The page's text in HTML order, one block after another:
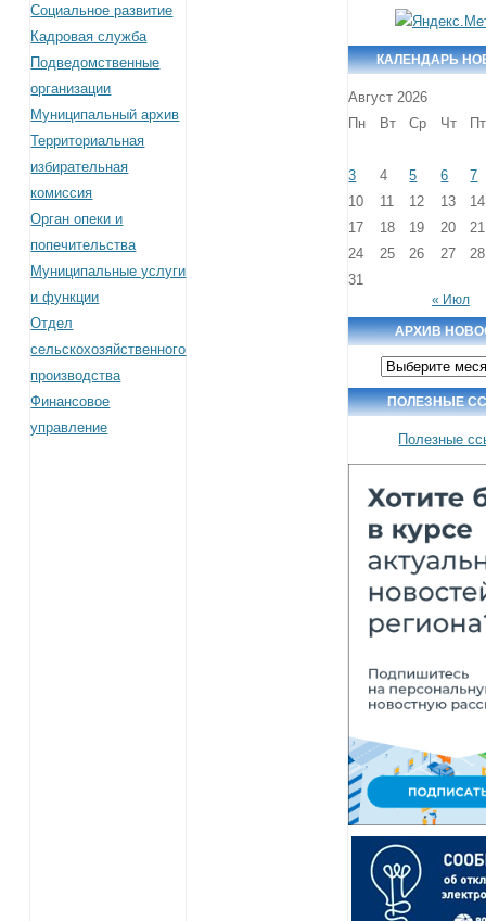
Социальное развитие
Кадровая служба
Подведомственные
организации
Муниципальный архив
Территориальная
избирательная
комиссия
Орган опеки и
попечительства
Муниципальные услуги
и функции
Отдел
сельскохозяйственного
производства
Финансовое
управление
КАЛЕНДАРЬ
Август 2026
Пн
Вт Ср Чт Пт
3 4 5 6
7
10
11 12 13
14
17
18 19 20
21
24
25 26 27
28
31
« Июл
АРХИВ
Архив
новостей
ПОЛЕЗНЫЕ
Полезные